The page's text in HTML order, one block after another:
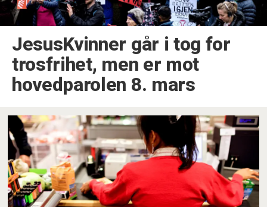
JesusKvinner går i tog for
trosfrihet, men er mot
hovedparolen 8. mars